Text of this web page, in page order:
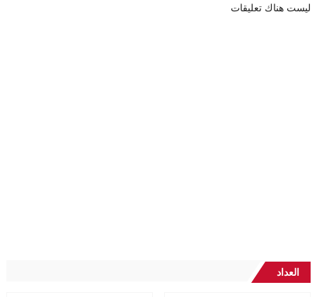
ليست هناك تعليقات
العداد